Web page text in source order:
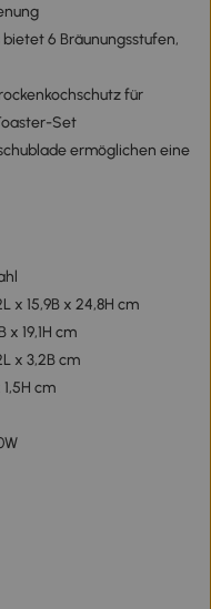
6 Bräunungsstufen,
für
Set
ermöglichen eine
x 15,9B x 24,8H cm
19,1H cm
x 3,2B cm
cm